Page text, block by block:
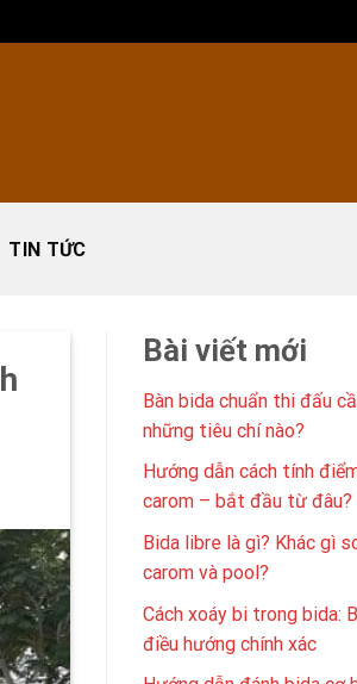
TIN TỨC
Bài viết mới
Bàn bida chuẩn thi đấu
những tiêu chí nào?
Hướng dẫn cách tính
carom – bắt đầu từ đâu?
Bida libre là gì? Khác gì
carom và pool?
Cách xoáy bi trong bida:
điều hướng chính xác